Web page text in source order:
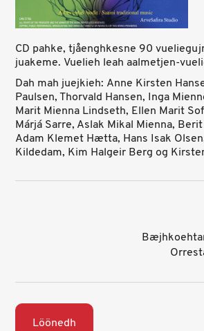
CD pahke, tjåenghkesne 90
juakeme. Vuelieh leah aalmetjen-
Dah mah juejkieh: Anne Kirsten
Paulsen, Thorvald Hansen, Inga
Marit Mienna Lindseth, Ellen Marit
Márjá Sarre, Aslak Mikal Mienna,
Adam Klemet Hætta, Hans Isak
Kildedam, Kim Halgeir Berg og
Löönedh